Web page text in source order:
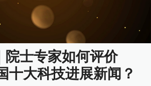
Video
院士专家如何评价
十大科技进展新闻？